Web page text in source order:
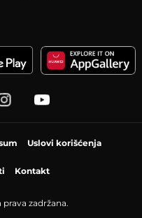
Uslovi korišćenja
Kontakt
prava zadržana.